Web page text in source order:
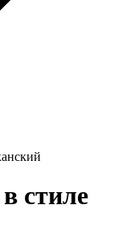
стиле